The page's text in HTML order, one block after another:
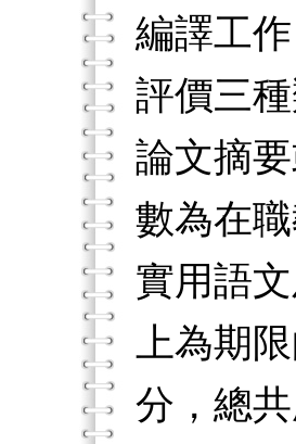
編譯工
評價三
論文摘
數為在
實用語
上為期
分，總